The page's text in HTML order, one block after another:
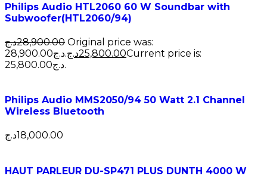
Philips Audio HTL2060 60 W Soundbar with
Subwoofer(HTL2060/94)
28,900.00د.ج
Original price was:
28,900.00د.ج.
25,800.00د.ج
Current price is:
25,800.00د.ج.
Philips Audio MMS2050/94 50 Watt 2.1 Channel
Wireless Bluetooth
18,000.00د.ج
HAUT PARLEUR DU-SP471 PLUS DUNTH 4000 W